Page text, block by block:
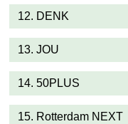
12. DENK
13. JOU
14. 50PLUS
15. Rotterdam NEXT